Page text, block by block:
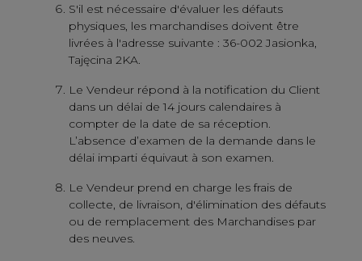
S'il est nécessaire d'évaluer les défauts
physiques, les marchandises doivent être
livrées à l'adresse suivante : 36-002 Jasionka,
Tajęcina 2KA.
Le Vendeur répond à la notification du Client
dans un délai de 14 jours calendaires à
compter de la date de sa réception.
L’absence d’examen de la demande dans le
délai imparti équivaut à son examen.
Le Vendeur prend en charge les frais de
collecte, de livraison, d'élimination des défauts
ou de remplacement des Marchandises par
des neuves.